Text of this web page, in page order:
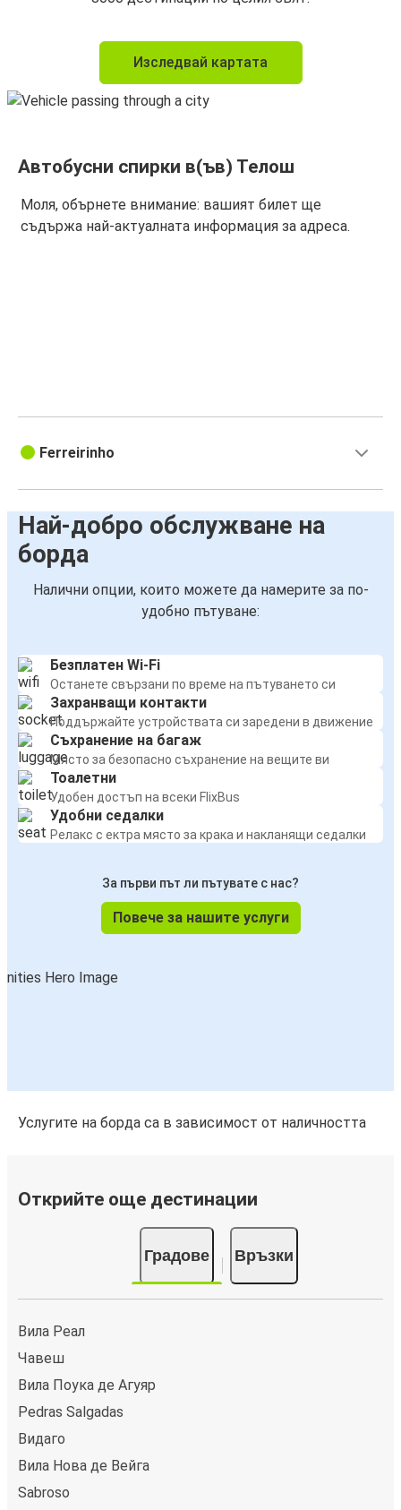
Изследвай картата
Автобусни спирки в(ъв) Телош
Моля, обърнете внимание: вашият билет ще
съдържа най-актуалната информация за адреса.
Ferreirinho
Най-добро обслужване на
борда
Налични опции, които можете да намерите за по-
удобно пътуване:
Безплатен Wi-Fi
Останете свързани по време на пътуването си
Захранващи контакти
Поддържайте устройствата си заредени в движение
Съхранение на багаж
Място за безопасно съхранение на вещите ви
Тоалетни
Удобен достъп на всеки FlixBus
Удобни седалки
Релакс с ектра място за крака и накланящи седалки
За първи път ли пътувате с нас?
Повече за нашите услуги
Услугите на борда са в зависимост от наличността
Открийте още дестинации
Градове Връзки
Вила Реал
Чавеш
Вила Поука де Агуяр
Pedras Salgadas
Видаго
Вила Нова де Вейга
Sabroso